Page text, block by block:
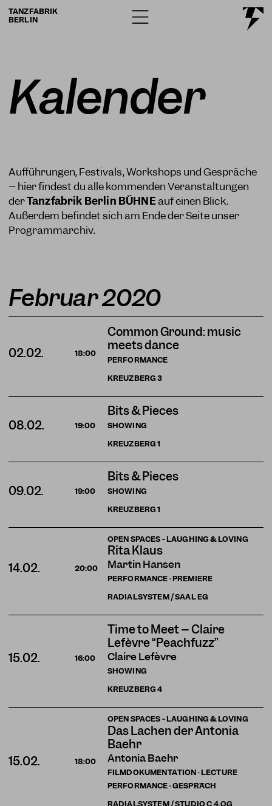
TANZFABRIK
BERLIN
Kalender
Aufführungen, Festivals, Workshops und Gespräche
– hier findest du alle kommenden Veranstaltungen
derTanzfabrik Berlin BÜHNEauf einen Blick.
Außerdem befindet sich am Ende der Seite unser
Programmarchiv.
Februar 2020
Common Ground: music
meets dance
PERFORMANCE
02.02. 18:00
KREUZBERG3
Bits & Pieces
SHOWING
08.02.
19:00
KREUZBERG1
Bits & Pieces
SHOWING
09.02.
19:00
KREUZBERG1
OPEN SPACES - LAUGHING & LOVING
Rita Klaus
Martin Hansen
PERFORMANCE · PREMIERE
14.02. 20:00
RADIALSYSTEM / SAAL EG
Time to Meet – Claire
Lefèvre “Peachfuzz”
Claire Lefèvre
SHOWING
15.02. 16:00
KREUZBERG4
OPEN SPACES - LAUGHING & LOVING
Das Lachen der Antonia
Baehr
Antonia Baehr
FILMDOKUMENTATION · LECTURE
PERFORMANCE · GESPRÄCH
15.02. 18:00
RADIALSYSTEM / STUDIO C 4.OG